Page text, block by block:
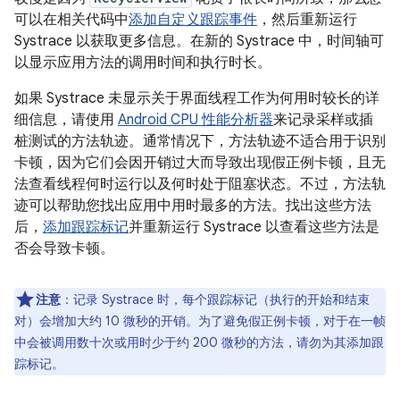
可以在相关代码中添加自定义跟踪事件 ，然后重新运行
Systrace 以获取更多信息。在新的 Systrace 中，时间轴可
以显示应用方法的调用时间和执行时长。
如果 Systrace 未显示关于界面线程工作为何用时较长的详
细信息，请使用 Android CPU 性能分析器来记录采样或插
桩测试的方法轨迹。通常情况下，方法轨迹不适合用于识别
卡顿，因为它们会因开销过大而导致出现假正例卡顿，且无
法查看线程何时运行以及何时处于阻塞状态。不过，方法轨
迹可以帮助您找出应用中用时最多的方法。找出这些方法
后， 添加跟踪标记并重新运行 Systrace 以查看这些方法是
否会导致卡顿。
注意 ：记录 Systrace 时，每个跟踪标记（执行的开始和结束
对）会增加大约 10 微秒的开销。为了避免假正例卡顿，对于在一帧
中会被调用数十次或用时少于约 200 微秒的方法，请勿为其添加跟
踪标记。